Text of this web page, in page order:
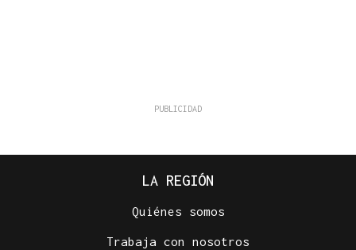
LA REGIÓN
Quiénes somos
Trabaja con nosotros